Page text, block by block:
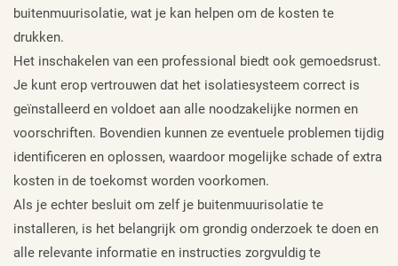
buitenmuurisolatie, wat je kan helpen om de kosten te
drukken.
Het inschakelen van een professional biedt ook gemoedsrust.
Je kunt erop vertrouwen dat het isolatiesysteem correct is
geïnstalleerd en voldoet aan alle noodzakelijke normen en
voorschriften. Bovendien kunnen ze eventuele problemen tijdig
identificeren en oplossen, waardoor mogelijke schade of extra
kosten in de toekomst worden voorkomen.
Als je echter besluit om zelf je buitenmuurisolatie te
installeren, is het belangrijk om grondig onderzoek te doen en
alle relevante informatie en instructies zorgvuldig te